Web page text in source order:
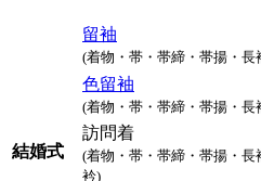
結婚式
留袖
(着物・帯・帯締・帯揚・長
色留袖
(着物・帯・帯締・帯揚・長
訪問着
(着物・帯・帯締・帯揚・長
衿)